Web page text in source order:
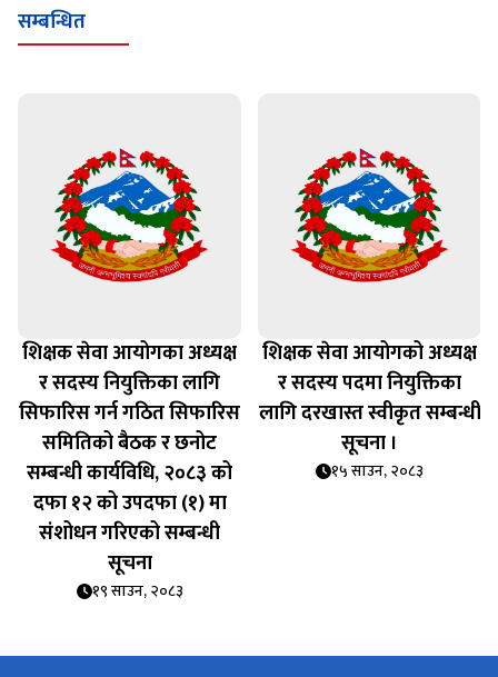
सम्बन्धित
शिक्षक सेवा आयोगका अध्यक्ष
र सदस्य नियुक्तिका लागि
सिफारिस गर्न गठित सिफारिस
समितिको बैठक र छनोट
सम्बन्धी कार्यविधि, २०८३ को
दफा १२ को उपदफा (१) मा
संशोधन गरिएको सम्बन्धी
सूचना
१९ साउन, २०८३
शिक्षक सेवा आयोगको अध्यक्ष
र सदस्य पदमा नियुक्तिका
लागि दरखास्त स्वीकृत सम्बन्धी
सूचना ।
१५ साउन, २०८३